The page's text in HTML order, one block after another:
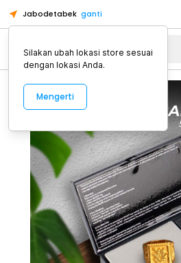
Jabodetabek ganti
Alat Kopi
Silakan ubah lokasi store sesuai
dengan lokasi Anda.
Mengerti